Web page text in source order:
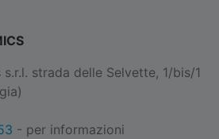
strada delle Selvette, 1/bis/1
- per informazioni